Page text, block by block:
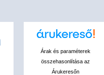
Árak és paraméterek
összehasonlítása az
Árukeresőn